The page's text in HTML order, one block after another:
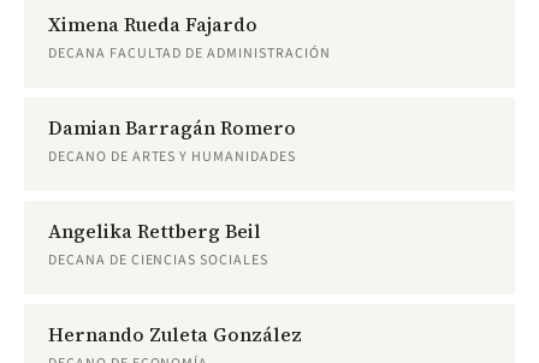
Ximena Rueda Fajardo
DECANA FACULTAD DE ADMINISTRACIÓN
Damian Barragán Romero
DECANO DE ARTES Y HUMANIDADES
Angelika Rettberg Beil
DECANA DE CIENCIAS SOCIALES
Hernando Zuleta González